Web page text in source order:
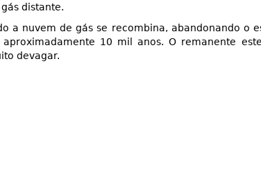
distante.
a nuvem de gás se recombina, abandonando o
10 mil anos. O remanente
devagar.